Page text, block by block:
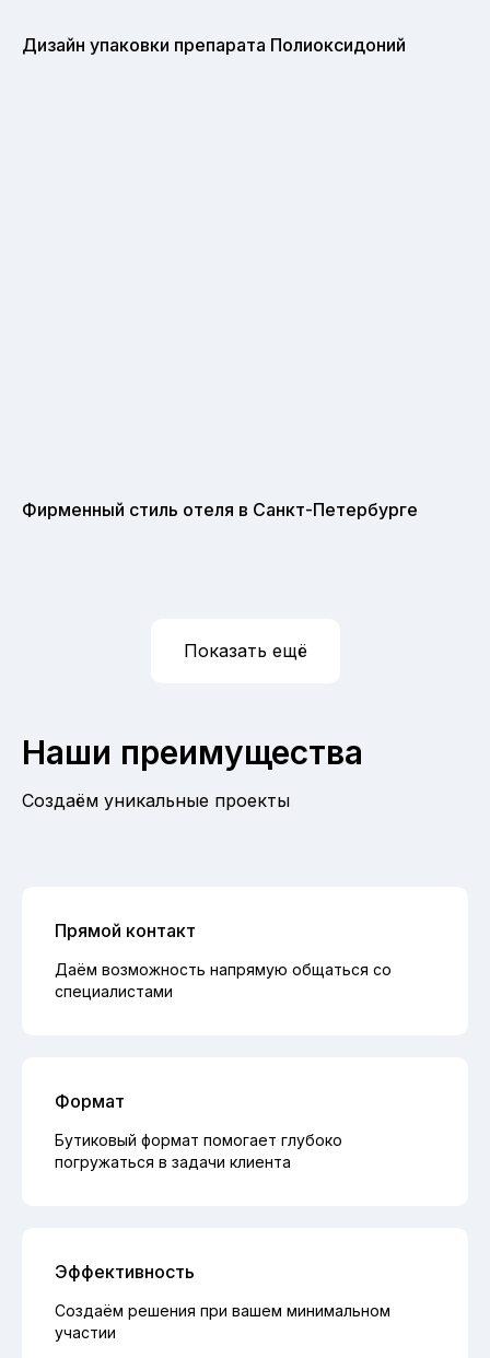
Дизайн упаковки препарата Полиоксидоний
Фирменный стиль отеля в Санкт-Петербурге
Показать ещё
Наши преимущества
Создаём уникальные проекты
Прямой контакт
Даём возможность напрямую общаться со
специалистами
Формат
Бутиковый формат помогает глубоко
погружаться в задачи клиента
Эффективность
Создаём решения при вашем минимальном
участии